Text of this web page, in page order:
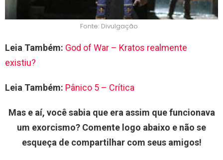
Fonte: Divulgação
Leia Também: God of War – Kratos realmente
existiu?
Leia Também: Pânico 5 – Crítica
Mas e aí, você sabia que era assim que funcionava
um exorcismo? Comente logo abaixo e não se
esqueça de compartilhar com seus amigos!